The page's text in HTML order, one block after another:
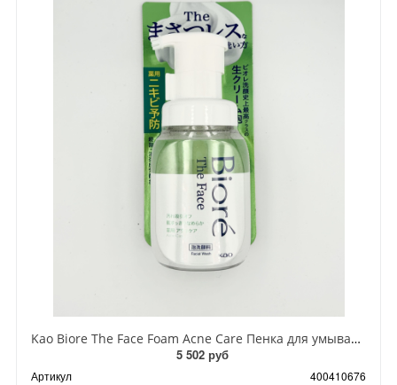
Kao Biore The Face Foam Acne Care Пенка для умывания антибактериальная против акне с ароматом Свежих трав 200 мл
5 502 руб
Артикул
400410676